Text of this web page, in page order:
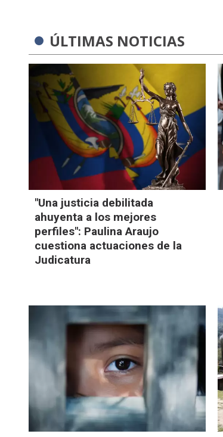
ÚLTIMAS NOTICIAS
"Una justicia debilitada
ahuyenta a los mejores
perfiles": Paulina Araujo
cuestiona actuaciones de la
Judicatura